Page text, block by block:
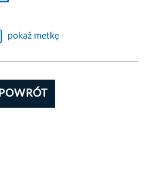
pokaż metkę
POWRÓT